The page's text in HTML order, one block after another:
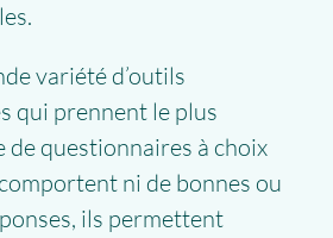
variété d’outils
qui prennent le plus
de questionnaires à choix
ni de bonnes ou
ils permettent